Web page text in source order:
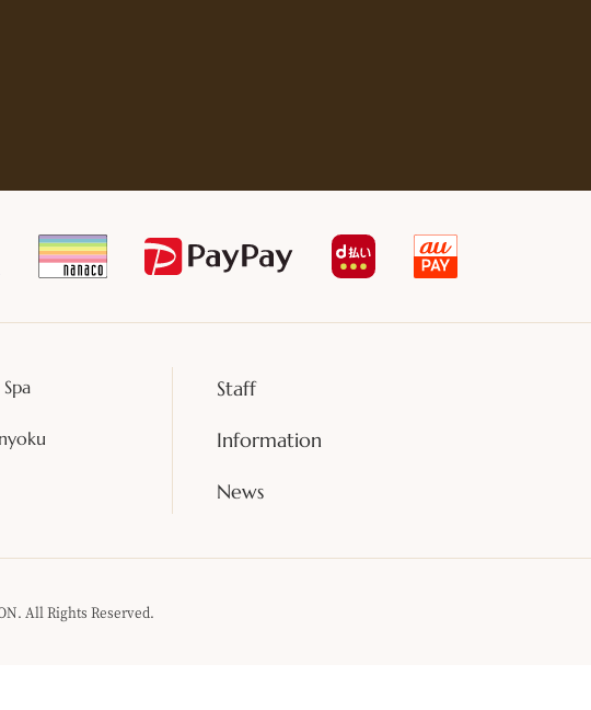
Staff
Information
News
All Rights Reserved.